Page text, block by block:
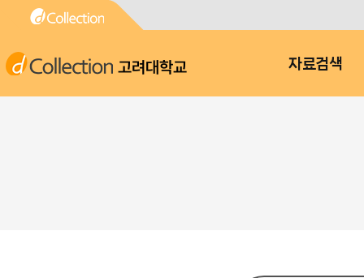
고려대학교 자료검색